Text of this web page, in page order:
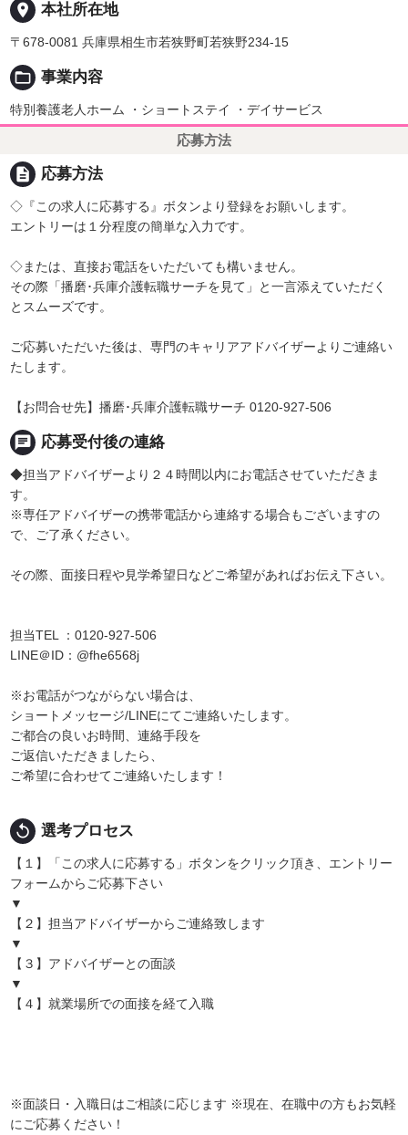
place 本社所在地
〒678-0081 兵庫県相生市若狭野町若狭野234-15
folder_open 事業内容
特別養護老人ホーム ・ショートステイ ・デイサービス
応募方法
description 応募方法
◇『この求人に応募する』ボタンより登録をお願いします。
エントリーは１分程度の簡単な入力です。
◇または、直接お電話をいただいても構いません。
その際「播磨･兵庫介護転職サーチを見て」と一言添えていただく
とスムーズです。
ご応募いただいた後は、専門のキャリアアドバイザーよりご連絡い
たします。
【お問合せ先】播磨･兵庫介護転職サーチ 0120-927-506
chat 応募受付後の連絡
◆担当アドバイザーより２４時間以内にお電話させていただきま
す。
※専任アドバイザーの携帯電話から連絡する場合もございますの
で、ご了承ください。
その際、面接日程や見学希望日などご希望があればお伝え下さい。
担当TEL ：0120-927-506
LINE＠ID：@fhe6568j
※お電話がつながらない場合は、
ショートメッセージ/LINEにてご連絡いたします。
ご都合の良いお時間、連絡手段を
ご返信いただきましたら、
ご希望に合わせてご連絡いたします！
replay 選考プロセス
【１】「この求人に応募する」ボタンをクリック頂き、エントリー
フォームからご応募下さい
▼
【２】担当アドバイザーからご連絡致します
▼
【３】アドバイザーとの面談
▼
【４】就業場所での面接を経て入職
※面談日・入職日はご相談に応じます ※現在、在職中の方もお気軽
にご応募ください！